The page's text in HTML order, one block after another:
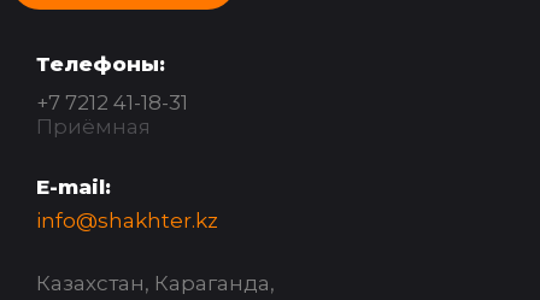
Телефоны:
+7 7212 41-18-31
Приёмная
E-mail:
info@shakhter.kz
Казахстан, Караганда,